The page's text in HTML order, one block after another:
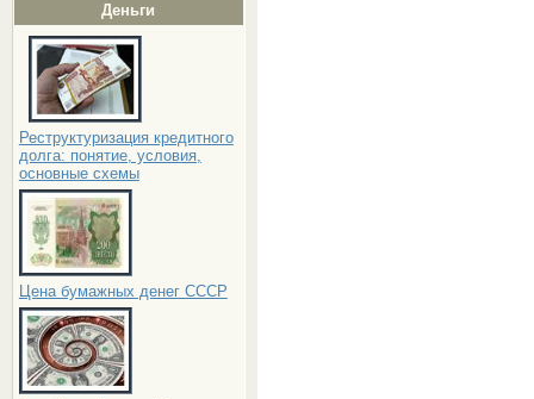
Деньги
Реструктуризация кредитного
долга: понятие, условия,
основные схемы
Цена бумажных денег СССР